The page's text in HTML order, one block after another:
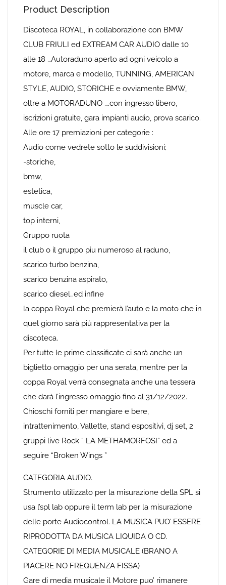
Product Description
Discoteca ROYAL, in collaborazione con BMW
CLUB FRIULI ed EXTREAM CAR AUDIO dalle 10
alle 18 …Autoraduno aperto ad ogni veicolo a
motore, marca e modello, TUNNING, AMERICAN
STYLE, AUDIO, STORICHE e ovviamente BMW,
oltre a MOTORADUNO ….con ingresso libero,
iscrizioni gratuite, gara impianti audio, prova scarico.
Alle ore 17 premiazioni per categorie :
Audio come vedrete sotto le suddivisioni;
-storiche,
bmw,
estetica,
muscle car,
top interni,
Gruppo ruota
il club o il gruppo piu numeroso al raduno,
scarico turbo benzina,
scarico benzina aspirato,
scarico diesel…ed infine
la coppa Royal che premierà l’auto e la moto che in
quel giorno sarà più rappresentativa per la
discoteca.
Per tutte le prime classificate ci sarà anche un
biglietto omaggio per una serata, mentre per la
coppa Royal verrà consegnata anche una tessera
che darà l’ingresso omaggio fino al 31/12/2022.
Chioschi forniti per mangiare e bere,
intrattenimento, Vallette, stand espositivi, dj set, 2
gruppi live Rock ” LA METHAMORFOSI” ed a
seguire “Broken Wings ”
CATEGORIA AUDIO.
Strumento utilizzato per la misurazione della SPL si
usa l’spl lab oppure il term lab per la misurazione
delle porte Audiocontrol. LA MUSICA PUO’ ESSERE
RIPRODOTTA DA MUSICA LIQUIDA O CD.
CATEGORIE DI MEDIA MUSICALE (BRANO A
PIACERE NO FREQUENZA FISSA)
Gare di media musicale il Motore puo’ rimanere